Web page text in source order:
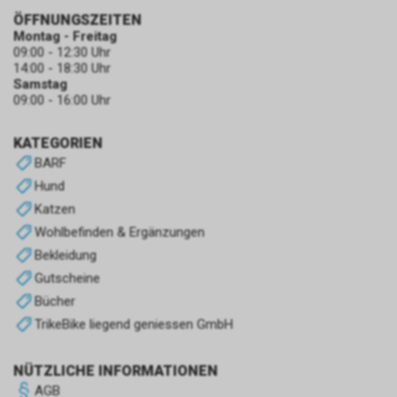
KATEGORIEN
BARF
Hund
Katzen
Wohlbefinden & Ergänzungen
Bekleidung
Gutscheine
Bücher
TrikeBike liegend geniessen GmbH
NÜTZLICHE INFORMATIONEN
AGB
ÖFFNUNGSZEITEN
Montag - Freitag
09:00 - 12:30 Uhr
14:00 - 18:30 Uhr
Samstag
09:00 - 16:00 Uhr